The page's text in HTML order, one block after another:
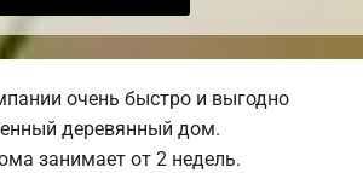
очень быстро и выгодно
деревянный дом.
занимает от 2 недель.